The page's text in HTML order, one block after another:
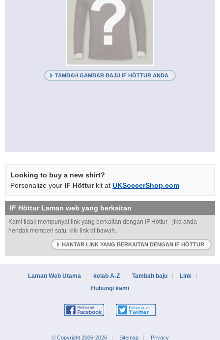
TAMBAH GAMBAR BAJU IF HÖTTUR ANDA
Looking to buy a new shirt?
Personalize your IF Hötturkit at UKSoccerShop.com
IF HötturLaman web yang berkaitan
Kami tidak mempunyai link yang berkaitan dengan IF Höttur - jika anda
hendak memberi satu, klik link di bawah.
HANTAR LINK YANG BERKAITAN DENGAN IF HÖTTUR
Laman Web Utama kelab A-Z Tambah baju
Link
Hubungi kami
© Copyright 2006-2026 Sitemap Privacy